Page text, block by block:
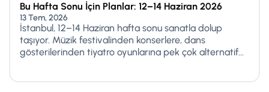
Bu Hafta Sonu İçin Planlar: 12–14 Haziran 2026
13 Tem, 2026
İstanbul, 12–14 Haziran hafta sonu sanatla dolup
taşıyor. Müzik festivalinden konserlere, dans
gösterilerinden tiyatro oyunlarına pek çok alternatif...